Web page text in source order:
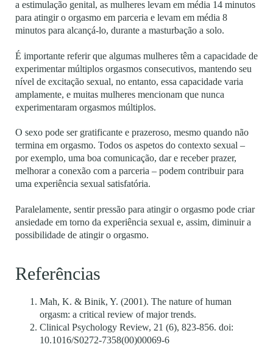
a estimulação genital, as mulheres levam em média 14 minutos
para atingir o orgasmo em parceria e levam em média 8
minutos para alcançá-lo, durante a masturbação a solo.
É importante referir que algumas mulheres têm a capacidade de
experimentar múltiplos orgasmos consecutivos, mantendo seu
nível de excitação sexual, no entanto, essa capacidade varia
amplamente, e muitas mulheres mencionam que nunca
experimentaram orgasmos múltiplos.
O sexo pode ser gratificante e prazeroso, mesmo quando não
termina em orgasmo. Todos os aspetos do contexto sexual –
por exemplo, uma boa comunicação, dar e receber prazer,
melhorar a conexão com a parceria – podem contribuir para
uma experiência sexual satisfatória.
Paralelamente, sentir pressão para atingir o orgasmo pode criar
ansiedade em torno da experiência sexual e, assim, diminuir a
possibilidade de atingir o orgasmo.
Referências
Mah, K. & Binik, Y. (2001). The nature of human
orgasm: a critical review of major trends.
Clinical Psychology Review, 21 (6), 823-856. doi:
10.1016/S0272-7358(00)00069-6